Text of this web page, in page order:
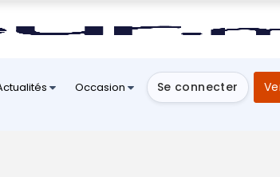
Occasion Se connecter